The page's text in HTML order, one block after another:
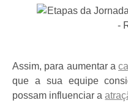
Assim, para aumentar a
que a sua equipe
possam influenciar a